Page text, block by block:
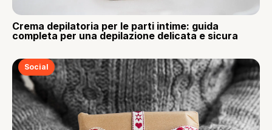
Crema depilatoria per le parti intime: guida
completa per una depilazione delicata e sicura
Social